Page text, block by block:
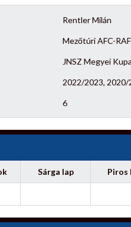
Rentler Milán
Mezőtúri AFC-
JNSZ Megyei
2022/2023,
6
Sárga lap Piros